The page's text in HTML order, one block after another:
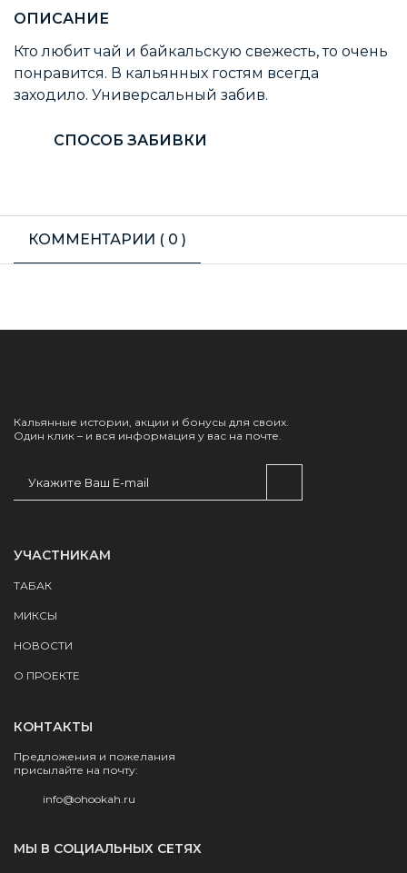
ОПИСАНИЕ
Кто любит чай и байкальскую свежесть, то очень
понравится. В кальянных гостям всегда
заходило. Универсальный забив.
СПОСОБ ЗАБИВКИ
КОММЕНТАРИИ ( 0 )
Кальянные истории, акции и бонусы для своих.
Один клик – и вся информация у вас на почте.
УЧАСТНИКАМ
ТАБАК
МИКСЫ
НОВОСТИ
О ПРОЕКТЕ
КОНТАКТЫ
Предложения и пожелания
присылайте на почту:
info@ohookah.ru
МЫ В СОЦИАЛЬНЫХ СЕТЯХ